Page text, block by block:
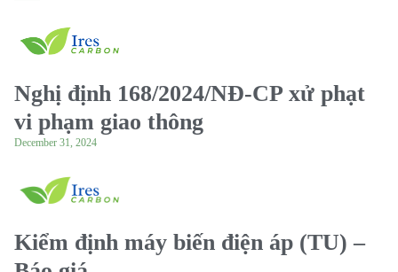
Nghị định 168/2024/NĐ-CP xử phạt
vi phạm giao thông
December 31, 2024
Kiểm định máy biến điện áp (TU) –